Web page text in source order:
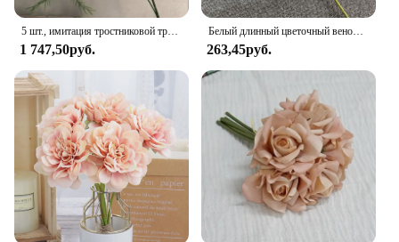
decorator's toolkit.
5 шт., имитация тростниковой травы, зеленые растения, свадебная цветочная лесная композиция, фон для дня рождения, декор для дома, сада, искусственные растения
1 747,50руб.
Белый длинный цветочный венок в виде ландыша для осени, свадебное украшение для дома, французские искусственные цветы, венок
263,45руб.